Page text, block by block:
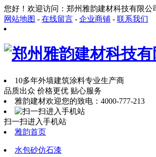
您好！欢迎访问：郑州雅韵建材科技有限公
网站地图 - 在线留言 - 企业商铺 - 联系我们
10多年外墙建筑涂料专业生产商
品质出众 价格更优 贴心服务
雅韵建材欢迎您的致电： 4000-777-213
扫一扫进入手机站
雅韵首页
水包砂仿石漆